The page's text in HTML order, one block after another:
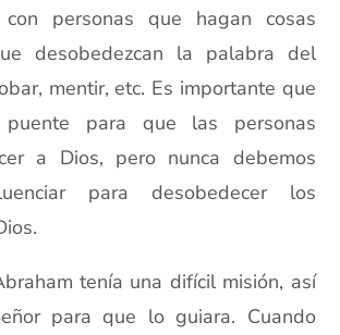
con personas que hagan cosas
desobedezcan la palabra del
mentir, etc. Es importante que
puente para que las personas
a Dios, pero nunca debemos
para desobedecer los
tenía una difícil misión, así
para que lo guiara. Cuando